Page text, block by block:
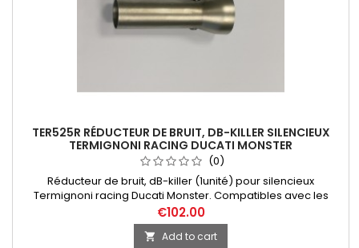
TER525R RÉDUCTEUR DE BRUIT, DB-KILLER SILENCIEUX
TERMIGNONI RACING DUCATI MONSTER
(0)
Réducteur de bruit, dB-killer (1unité) pour silencieux
Termignoni racing Ducati Monster. Compatibles avec les
références d'échappement suivantes: D148 / 96480461A,
paire silencieux racing Ducati Monster 821 (1008); D178 /
96481461A, paire silencieux racing Ducati Monster 821 (1502).
€102.00
 Add to cart